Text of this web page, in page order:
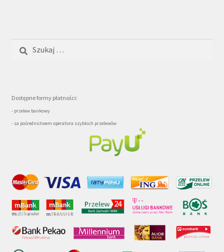
Dostępne formy płatności:
- przelew bankowy
- za pośrednictwem operatora szybkich przelewów